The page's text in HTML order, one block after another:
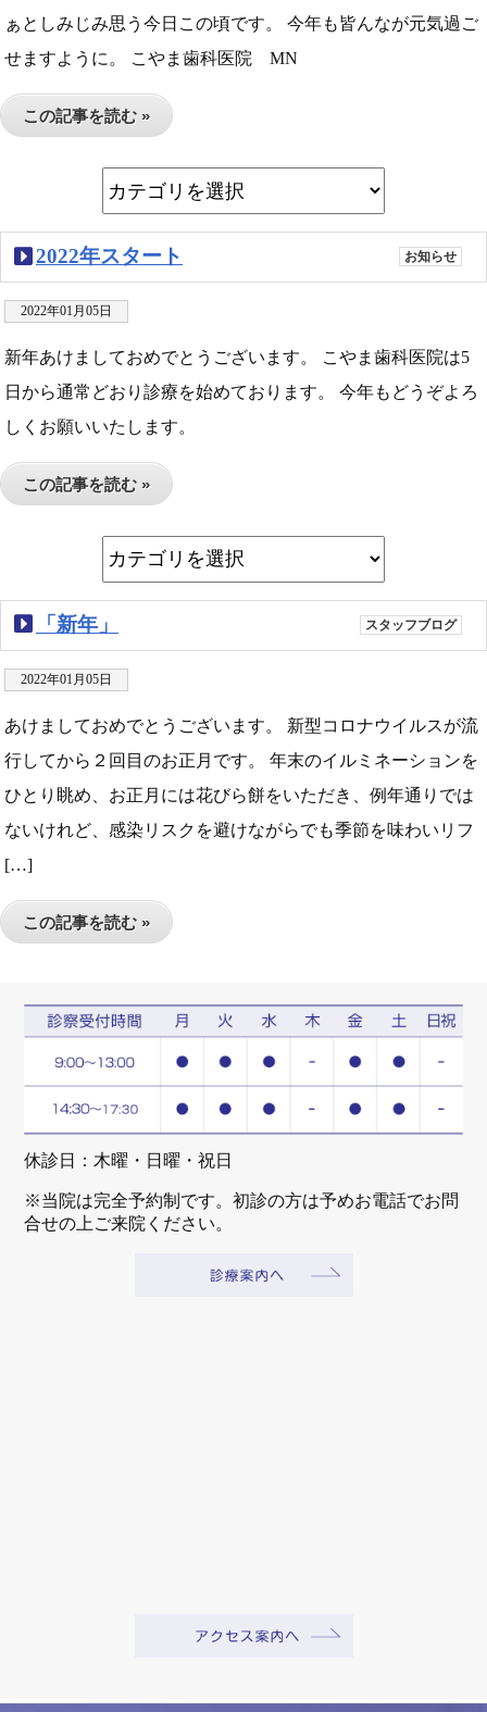
ぁとしみじみ思う今日この頃です。 今年も皆んなが元気過ご
せますように。 こやま歯科医院 MN
この記事を読む »
2022年スタート お知らせ
2022年01月05日
新年あけましておめでとうございます。 こやま歯科医院は5
日から通常どおり診療を始めております。 今年もどうぞよろ
しくお願いいたします。
この記事を読む »
「新年」 スタッフブログ
2022年01月05日
あけましておめでとうございます。 新型コロナウイルスが流
行してから２回目のお正月です。 年末のイルミネーションを
ひとり眺め、お正月には花びら餅をいただき、例年通りでは
ないけれど、感染リスクを避けながらでも季節を味わいリフ
[…]
この記事を読む »
休診日：木曜・日曜・祝日
※当院は完全予約制です。初診の方は予めお電話でお問
合せの上ご来院ください。